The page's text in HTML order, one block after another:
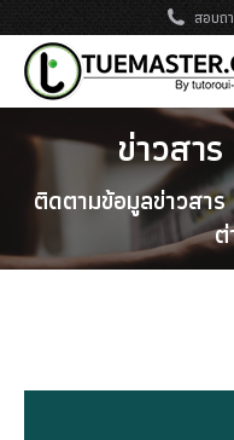
สอบถ
ข่าวสา
ติดตามข้อมูลข่าวสา